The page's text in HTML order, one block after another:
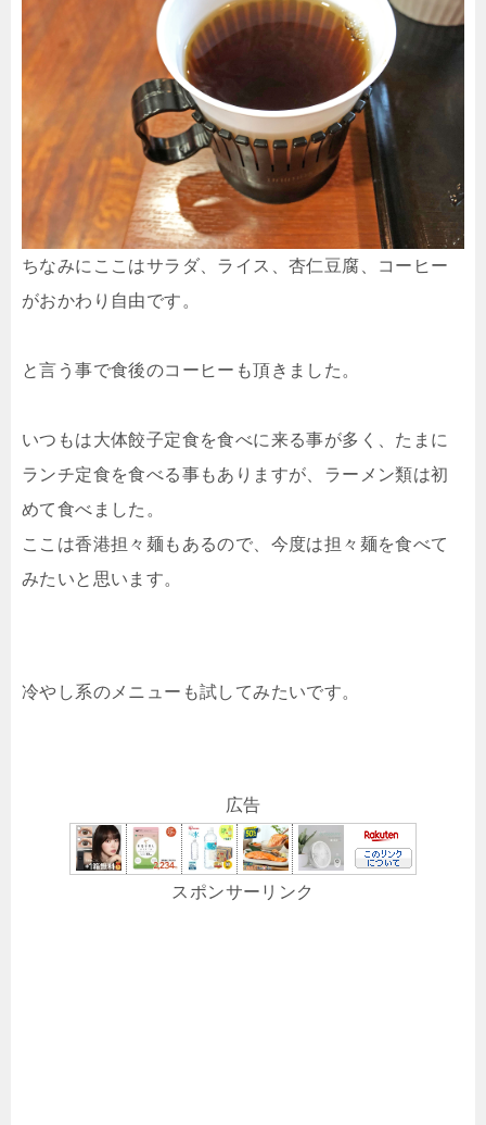
ちなみにここはサラダ、ライス、杏仁豆腐、コーヒー
がおかわり自由です。
と言う事で食後のコーヒーも頂きました。
いつもは大体餃子定食を食べに来る事が多く、たまに
ランチ定食を食べる事もありますが、ラーメン類は初
めて食べました。
ここは香港担々麺もあるので、今度は担々麺を食べて
みたいと思います。
冷やし系のメニューも試してみたいです。
広告
スポンサーリンク